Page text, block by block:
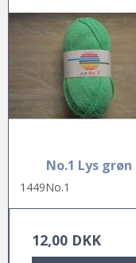
No.1 Lys grøn
1449No.1
12,00 DKK